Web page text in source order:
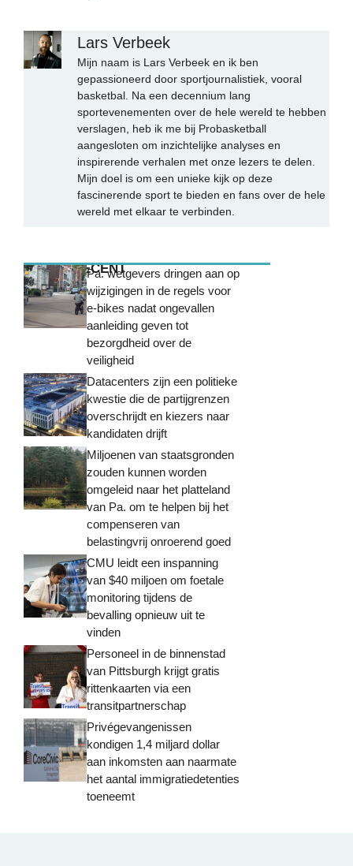
Lars Verbeek
Mijn naam is Lars Verbeek en ik ben
gepassioneerd door sportjournalistiek, vooral
basketbal. Na een decennium lang
sportevenementen over de hele wereld te hebben
verslagen, heb ik me bij Probasketball
aangesloten om inzichtelijke analyses en
inspirerende verhalen met onze lezers te delen.
Mijn doel is om een unieke kijk op deze
fascinerende sport te bieden en fans over de hele
wereld met elkaar te verbinden.
MEEST RECENTPa. wetgevers dringen aan op
wijzigingen in de regels voor
e-bikes nadat ongevallen
aanleiding geven tot
bezorgdheid over de
veiligheid
Datacenters zijn een politieke
kwestie die de partijgrenzen
overschrijdt en kiezers naar
kandidaten drijft
Miljoenen van staatsgronden
zouden kunnen worden
omgeleid naar het platteland
van Pa. om te helpen bij het
compenseren van
belastingvrij onroerend goed
CMU leidt een inspanning
van $40 miljoen om foetale
monitoring tijdens de
bevalling opnieuw uit te
vinden
Personeel in de binnenstad
van Pittsburgh krijgt gratis
rittenkaarten via een
transitpartnerschap
Privégevangenissen
kondigen 1,4 miljard dollar
aan inkomsten aan naarmate
het aantal immigratiedetenties
toeneemt